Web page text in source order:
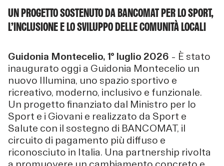
UN PROGETTO SOSTENUTO DA BANCOMAT PER LO SPORT,
L’INCLUSIONE E LO SVILUPPO DELLE COMUNITÀ LOCALI
Guidonia Montecelio, 1° luglio 2026 – È stato
inaugurato oggi a Guidonia Montecelio un
nuovo Illumina, uno spazio sportivo e
ricreativo, moderno, inclusivo e funzionale.
Un progetto finanziato dal Ministro per lo
Sport e i Giovani e realizzato da Sport e
Salute con il sostegno di BANCOMAT, il
circuito di pagamento più diffuso e
riconosciuto in Italia. Una partnership rivolta